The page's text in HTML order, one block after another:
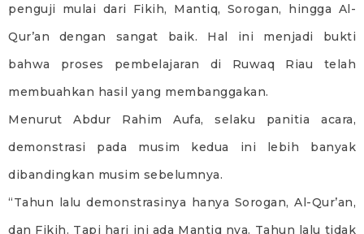
penguji mulai dari Fikih, Mantiq, Sorogan, hingga Al-
Qur’an dengan sangat baik. Hal ini menjadi bukti
bahwa proses pembelajaran di Ruwaq Riau telah
membuahkan hasil yang membanggakan.
Menurut Abdur Rahim Aufa, selaku panitia acara,
demonstrasi pada musim kedua ini lebih banyak
dibandingkan musim sebelumnya.
“Tahun lalu demonstrasinya hanya Sorogan, Al-Qur’an,
dan Fikih. Tapi hari ini ada Mantiq nya. Tahun lalu tidak